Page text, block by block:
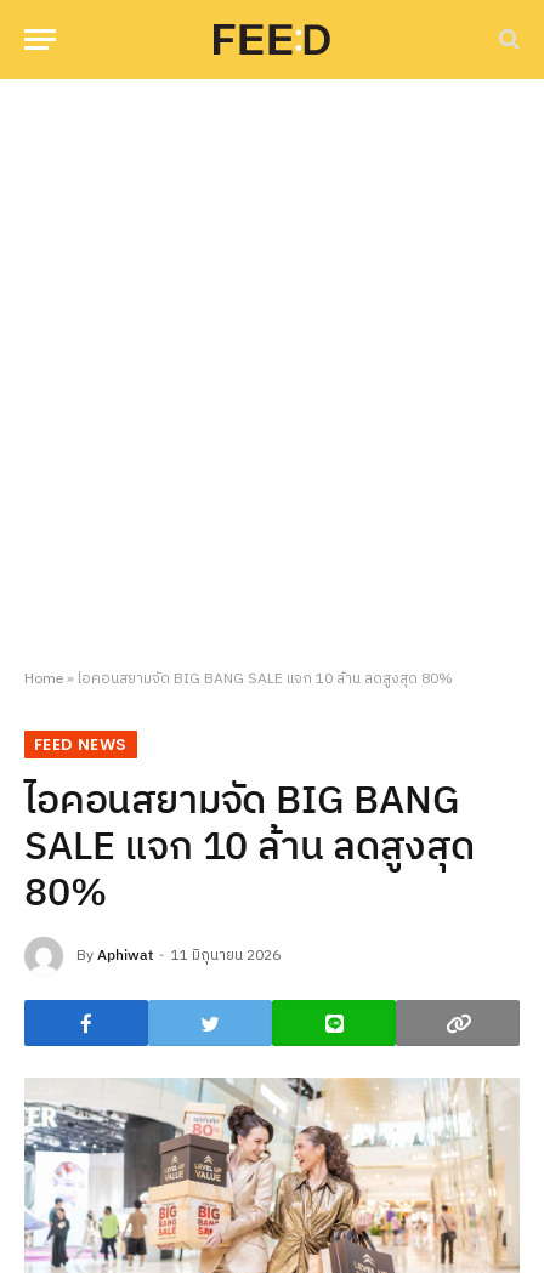
Home» ไอคอนสยามจัด BIG BANG SALE แจก 10 ล้าน ลดสูงสุด 80%
FEED NEWS
ไอคอนสยามจัด BIG BANG
SALE แจก 10 ล้าน ลดสูงสุด
80%
ByAphiwat 11 มิถุนายน 2026